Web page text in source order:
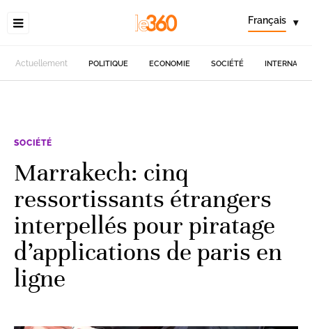
Français ▾
Actuellement POLITIQUE ECONOMIE SOCIÉTÉ
SOCIÉTÉ
Marrakech: cinq
ressortissants étrangers
interpellés pour piratage
d’applications de paris en
ligne